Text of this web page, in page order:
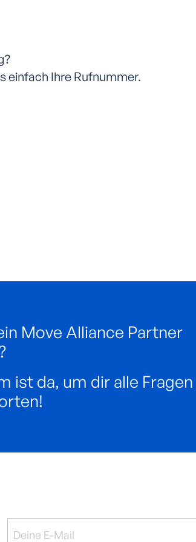
einfach Ihre Rufnummer.
Move Alliance Partner
ist da, um dir alle Fragen